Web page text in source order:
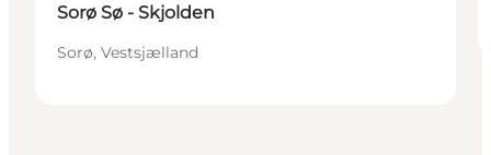
Sorø Sø - Skjolden
Sorø, Vestsjælland